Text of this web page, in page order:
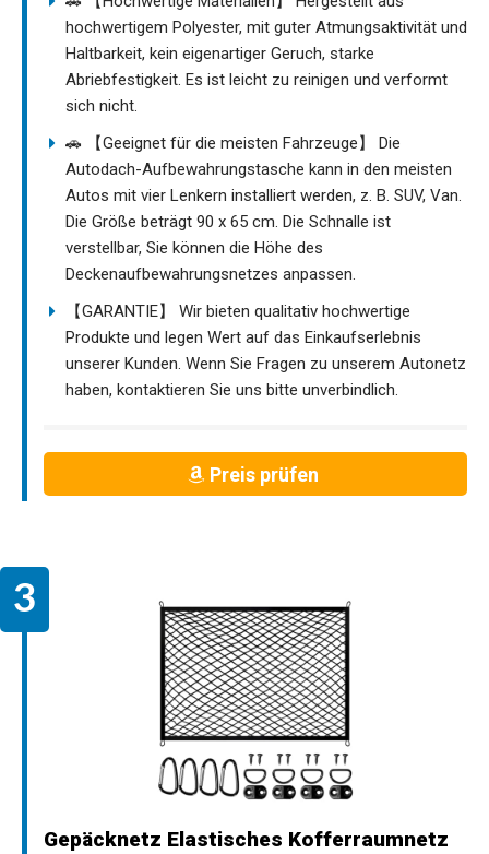
hochwertigem Polyester, mit guter Atmungsaktivität und
Haltbarkeit, kein eigenartiger Geruch, starke
Abriebfestigkeit. Es ist leicht zu reinigen und verformt
sich nicht.
🚗 【Geeignet für die meisten Fahrzeuge】 Die
Autodach-Aufbewahrungstasche kann in den meisten
Autos mit vier Lenkern installiert werden, z. B. SUV, Van.
Die Größe beträgt 90 x 65 cm. Die Schnalle ist
verstellbar, Sie können die Höhe des
Deckenaufbewahrungsnetzes anpassen.
【GARANTIE】 Wir bieten qualitativ hochwertige
Produkte und legen Wert auf das Einkaufserlebnis
unserer Kunden. Wenn Sie Fragen zu unserem Autonetz
haben, kontaktieren Sie uns bitte unverbindlich.
Preis prüfen
Gepäcknetz Elastisches Kofferraumnetz